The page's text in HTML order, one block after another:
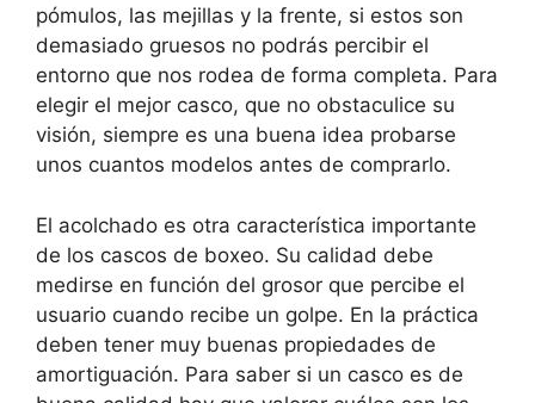
pómulos, las mejillas y la frente, si estos son
demasiado gruesos no podrás percibir el
entorno que nos rodea de forma completa. Para
elegir el mejor casco, que no obstaculice su
visión, siempre es una buena idea probarse
unos cuantos modelos antes de comprarlo.
El acolchado es otra característica importante
de los cascos de boxeo. Su calidad debe
medirse en función del grosor que percibe el
usuario cuando recibe un golpe. En la práctica
deben tener muy buenas propiedades de
amortiguación. Para saber si un casco es de